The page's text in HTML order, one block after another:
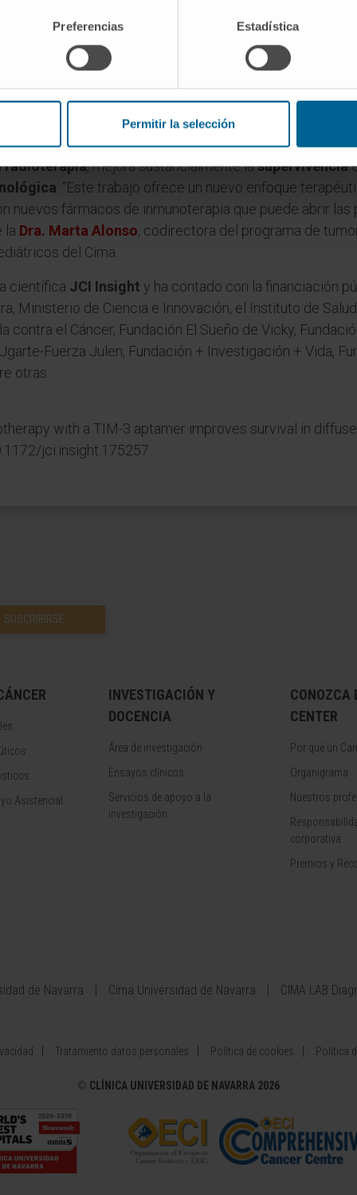
Preferencias Estadística
Permitir la selección
tumoral de los DMG, entre ellas TIM-3. Por
beneficiosos para los pacientes con esta
del
Grupo de Terapias Avanzadas para
Universidad de Navarra
hanbloqueado TIM-3 con una molécula pequeña
radioterapia, mejora sustancialmente lasupervivencia
. “Este trabajo ofrece un nuevo enfoque
nuevos fármacos de inmunoterapia que puede abrir las
la Dra. Marta Alonso, codirectora del programa de
del Cima.
científica JCI Insight y ha contado con la financiación
Ministerio de Ciencia e Innovación, el Instituto de
contra el Cáncer, Fundación El Sueño de Vicky,
Fuerza Julen, Fundación + Investigación + Vida,
otras.
with a TIM-3 aptamer improves survival in
jci.insight.175257.
SUSCRIBIRSE
Asistencial
INVESTIGACIÓN Y
DOCENCIA
Área de investigación
Ensayos clínicos
Servicios de apoyo a la
investigación
CONOZCA
CENTER
Por qué un
Organigrama
Nuestros
corporativa
Premios y
de Navarra Cima Universidad de Navarra CIMA LAB
Tratamiento datos personales Política de cookies Política
© CLÍNICA UNIVERSIDAD DE NAVARRA 2026